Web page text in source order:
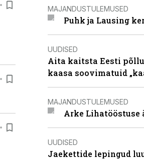
MAJANDUSTULEMUSED
Puhk ja Lausing
UUDISED
Aita kaitsta Eesti
kaasa soovimatuid
MAJANDUSTULEMUSED
Arke Lihatööstuse
UUDISED
Jaekettide lepingud